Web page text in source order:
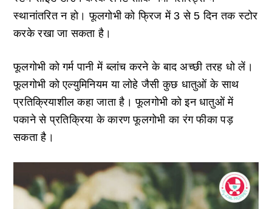
स्थानांतरित न हो। फूलगोभी को फ्रिज में 3 से 5 दिन तक स्टोर
करके रखा जा सकता है।
फूलगोभी को गर्म पानी में ब्लांच करने के बाद अच्छी तरह धो लें।
फूलगोभी को एल्युमिनियम या लोहे जैसी कुछ धातुओं के साथ
प्रतिक्रियाशील कहा जाता है। फूलगोभी को इन धातुओं में
पकाने से प्रतिक्रिया के कारण फूलगोभी का रंग फीका पड़
सकता है।